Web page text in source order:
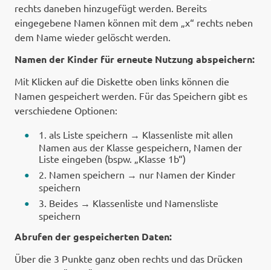
rechts daneben hinzugefügt werden. Bereits
eingegebene Namen können mit dem „x“ rechts neben
dem Name wieder gelöscht werden.
Namen der Kinder für erneute Nutzung abspeichern:
Mit Klicken auf die Diskette oben links können die
Namen gespeichert werden. Für das Speichern gibt es
verschiedene Optionen:
1. als Liste speichern → Klassenliste mit allen
Namen aus der Klasse gespeichern, Namen der
Liste eingeben (bspw. „Klasse 1b“)
2. Namen speichern → nur Namen der Kinder
speichern
3. Beides → Klassenliste und Namensliste
speichern
Abrufen der gespeicherten Daten:
Über die 3 Punkte ganz oben rechts und das Drücken